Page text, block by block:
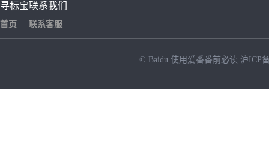
寻标宝
首页
联系我们
联系客服
© Baidu 使用爱番番前必读 沪ICP